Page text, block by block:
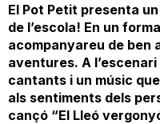
El Pot Petit presenta
de l’escola! En un
acompanyareu de ben
aventures. A
cantants i un músic
als sentiments dels
cançó “El Lleó